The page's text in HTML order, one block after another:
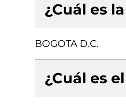
¿Cuál es
BOGOTA D.C.
¿Cuál es